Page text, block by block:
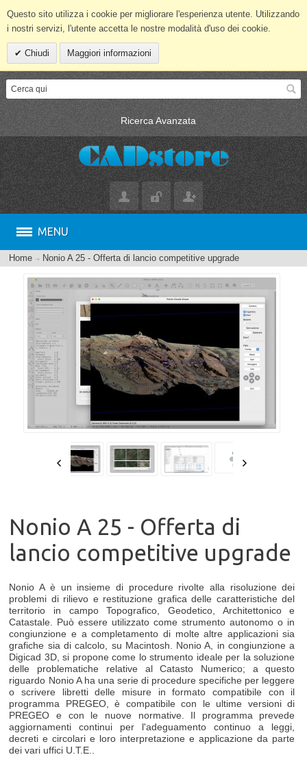
Questo sito utilizza i cookie per migliorare l'esperienza utente. Utilizzando
i nostri servizi, l'utente accetta le nostre modalità d'uso dei cookie.
Chiudi Maggiori informazioni
Ricerca Avanzata
MENU
Home Nonio A 25 - Offerta di lancio competitive upgrade
Nonio A 25 - Offerta di
lancio competitive upgrade
Nonio A è un insieme di procedure rivolte alla risoluzione dei
problemi di rilievo e restituzione grafica delle caratteristiche del
territorio in campo Topografico, Geodetico, Architettonico e
Catastale. Può essere utilizzato come strumento autonomo o in
congiunzione e a completamento di molte altre applicazioni sia
grafiche sia di calcolo, su Macintosh. Nonio A, in congiunzione a
Digicad 3D, si propone come lo strumento ideale per la soluzione
delle problematiche relative al Catasto Numerico; a questo
riguardo Nonio A ha una serie di procedure specifiche per leggere
o scrivere libretti delle misure in formato compatibile con il
programma PREGEO, è compatibile con le ultime versioni di
PREGEO e con le nuove normative. Il programma prevede
aggiornamenti continui per l'adeguamento continuo a leggi,
decreti e circolari e loro interpretazione e applicazione da parte
dei vari uffici U.T.E..